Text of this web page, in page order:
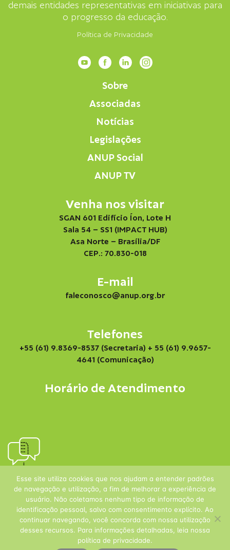
demais entidades representativas em iniciativas para
o progresso da educação.
Política de Privacidade
Sobre
Associadas
Notícias
Legislações
ANUP Social
ANUP TV
Venha nos visitar
SGAN 601 Edifício Íon, Lote H
Sala 54 – SS1 (IMPACT HUB)
Asa Norte – Brasília/DF
CEP.: 70.830-018
E-mail
faleconosco@anup.org.br
Telefones
+55 (61) 9.8369-8537 (Secretaria) + 55 (61) 9.9657-
4641 (Comunicação)
Horário de Atendimento
Esse site utiliza cookies que nos ajudam a entender padrões
de navegação e utilização, a fim de melhorar a experiência de
usuário. Não coletamos nenhum tipo de informação de
identificação pessoal, salvo com consentimento explícito. Ao
continuar navegando, você concorda com nossa utilização
desses recursos. Para informações detalhadas, leia nossa
política de privacidade.